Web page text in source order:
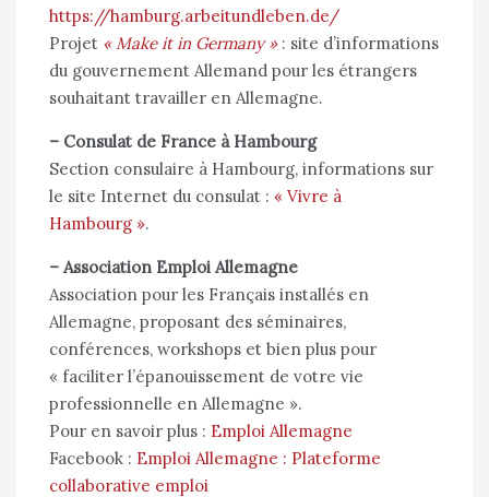
https://hamburg.arbeitundleben.de/
Projet « Make it in Germany » : site d’informations
du gouvernement Allemand pour les étrangers
souhaitant travailler en Allemagne.
– Consulat de France à Hambourg
Section consulaire à Hambourg, informations sur
le site Internet du consulat : « Vivre à
Hambourg ».
– Association Emploi Allemagne
Association pour les Français installés en
Allemagne, proposant des séminaires,
conférences, workshops et bien plus pour
« faciliter l’épanouissement de votre vie
professionnelle en Allemagne ».
Pour en savoir plus : Emploi Allemagne
Facebook : Emploi Allemagne : Plateforme
collaborative emploi